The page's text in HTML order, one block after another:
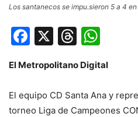
Los santanecos se impu.sieron 5 a 4
Facebook
X Threads
El Metropolitano Digital
El equipo CD Santa Ana y
torneo Liga de Campeones